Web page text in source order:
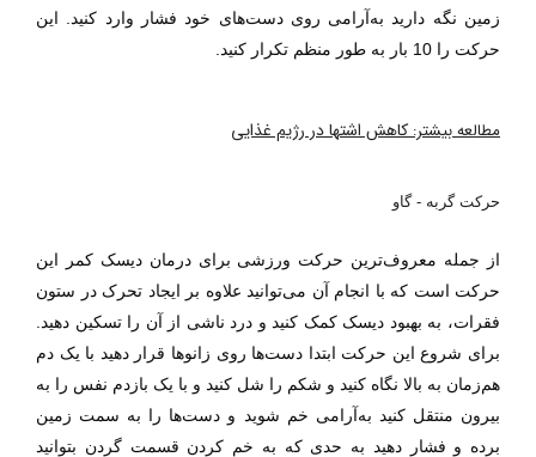
زمین نگه دارید به‌آرامی روی دست‌های خود فشار وارد کنید. این
حرکت را 10 بار به طور منظم تکرار کنید.
مطالعه بیشتر:کاهش اشتها در رژیم غذایی
حرکت گربه - گاو
از جمله معروف‌ترین حرکت ورزشی برای درمان دیسک کمر این
حرکت است که با انجام آن می‌توانید علاوه بر ایجاد تحرک در ستون
فقرات، به بهبود دیسک کمک کنید و درد ناشی از آن را تسکین دهید.
برای شروع این حرکت ابتدا دست‌ها روی زانوها قرار دهید با یک دم
هم‌زمان به بالا نگاه کنید و شکم را شل کنید و با یک بازدم نفس را به
بیرون منتقل کنید به‌آرامی خم شوید و دست‌ها را به سمت زمین
برده و فشار دهید به حدی که به خم کردن قسمت گردن بتوانید